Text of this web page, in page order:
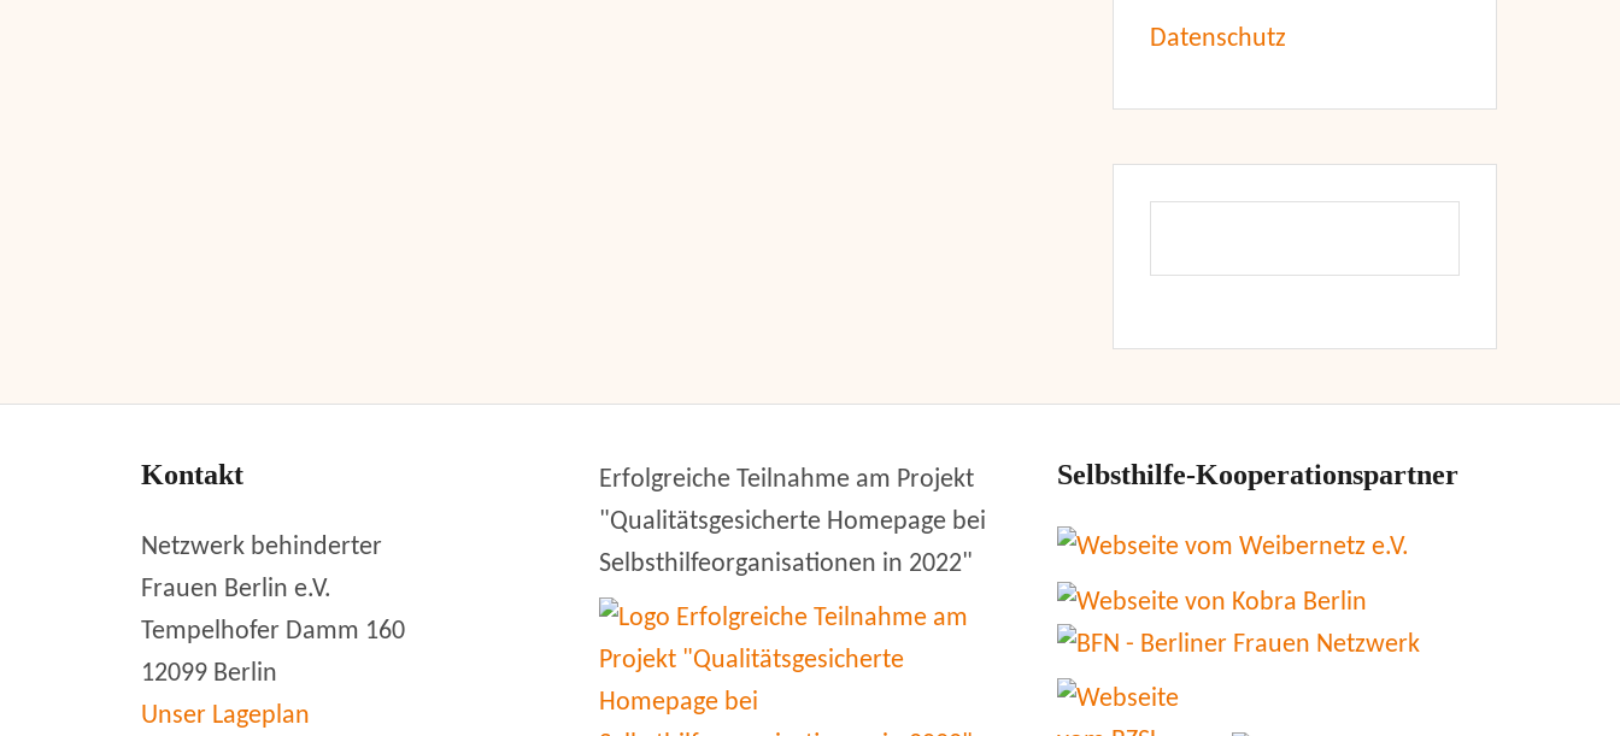
Datenschutz
Kontakt
Netzwerk behinderter
Frauen Berlin e.V.
Tempelhofer Damm 160
12099 Berlin
Unser Lageplan
Erfolgreiche Teilnahme am Projekt
"Qualitätsgesicherte Homepage bei
Selbsthilfeorganisationen in 2022"
Selbsthilfe-Kooperationspartner